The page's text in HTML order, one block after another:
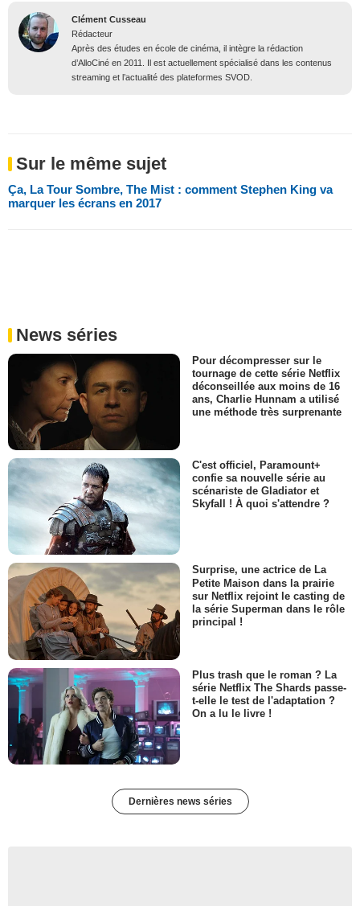
Clément Cusseau
Rédacteur
Après des études en école de cinéma, il intègre la rédaction
d’AlloCiné en 2011. Il est actuellement spécialisé dans les contenus
streaming et l’actualité des plateformes SVOD.
Sur le même sujet
Ça, La Tour Sombre, The Mist : comment Stephen King va
marquer les écrans en 2017
News séries
Pour décompresser sur le
tournage de cette série Netflix
déconseillée aux moins de 16
ans, Charlie Hunnam a utilisé
une méthode très surprenante
C'est officiel, Paramount+
confie sa nouvelle série au
scénariste de Gladiator et
Skyfall ! À quoi s'attendre ?
Surprise, une actrice de La
Petite Maison dans la prairie
sur Netflix rejoint le casting de
la série Superman dans le rôle
principal !
Plus trash que le roman ? La
série Netflix The Shards passe-
t-elle le test de l'adaptation ?
On a lu le livre !
Dernières news séries